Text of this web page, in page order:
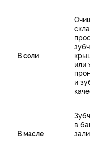
В соли
или
и
В масле
в